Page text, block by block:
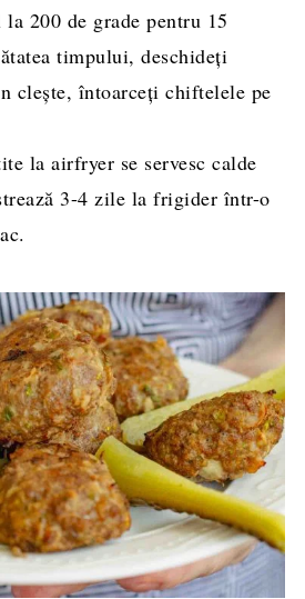
la 200 de grade pentru 15
timpului, deschideți
clește, întoarceți chiftelele pe
la airfryer se servesc calde
3-4 zile la frigider într-o